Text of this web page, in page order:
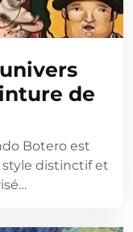
de
Botero est
distinctif et